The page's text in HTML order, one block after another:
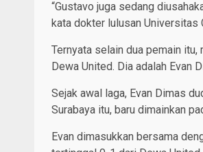
“Gustavo juga sedang
kata dokter lulusan Universitas
Ternyata selain dua pemain
Dewa United. Dia adalah Evan
Sejak awal laga, Evan Dimas
Surabaya itu, baru dimainkan
Evan dimasukkan bersama